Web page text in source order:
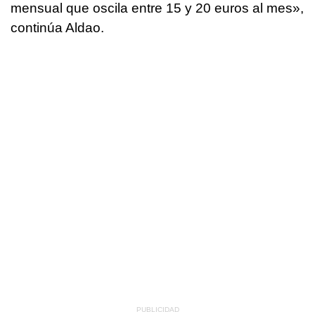
mensual que oscila entre 15 y 20 euros al mes»,
continúa Aldao.